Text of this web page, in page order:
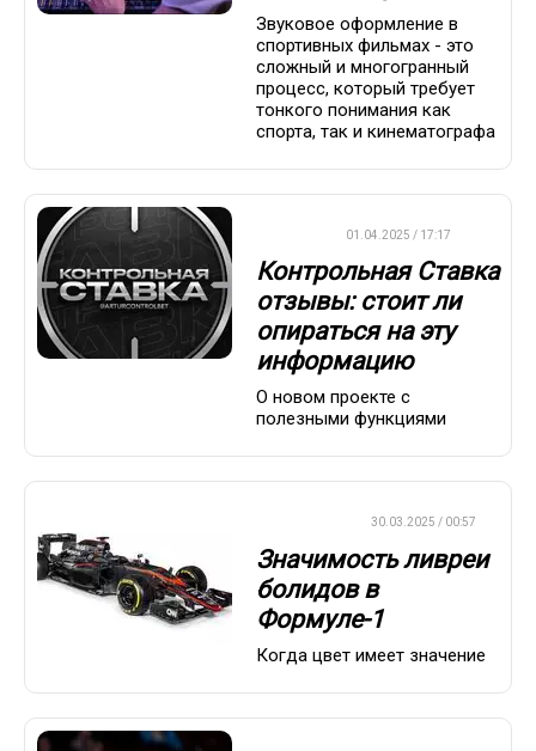
Звуковое оформление в
спортивных фильмах - это
сложный и многогранный
процесс, который требует
тонкого понимания как
спорта, так и кинематографа
01.04.2025 / 17:17
Контрольная Ставка
отзывы: стоит ли
опираться на эту
информацию
О новом проекте с
полезными функциями
30.03.2025 / 00:57
Значимость ливреи
болидов в
Формуле-1
Когда цвет имеет значение